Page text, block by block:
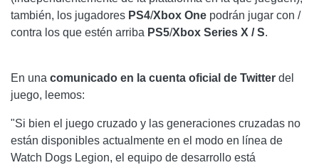
también, los jugadores PS4/Xbox One podrán jugar con /
contra los que estén arriba PS5/Xbox Series X / S.
En una comunicado en la cuenta oficial de Twitter del
juego, leemos:
"Si bien el juego cruzado y las generaciones cruzadas no
están disponibles actualmente en el modo en línea de
Watch Dogs Legion, el equipo de desarrollo está